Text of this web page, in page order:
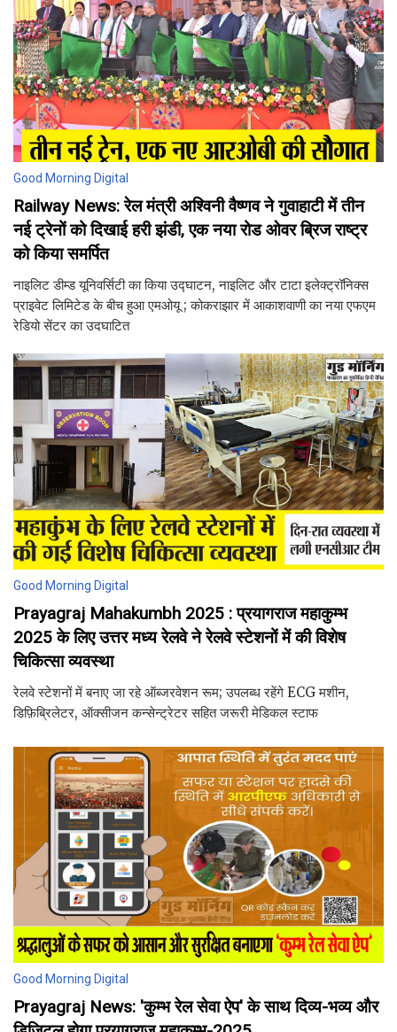
Good Morning Digital
Railway News: रेल मंत्री अश्विनी वैष्णव ने गुवाहाटी में तीन
नई ट्रेनों को दिखाई हरी झंडी, एक नया रोड ओवर ब्रिज राष्ट्र
को किया समर्पित
नाइलिट डीम्ड यूनिवर्सिटी का किया उद्घाटन, नाइलिट और टाटा इलेक्ट्रॉनिक्स
प्राइवेट लिमिटेड के बीच हुआ एमओयू ; कोकराझार में आकाशवाणी का नया एफएम
रेडियो सेंटर का उदघाटित
Good Morning Digital
Prayagraj Mahakumbh 2025 : प्रयागराज महाकुम्भ
2025 के लिए उत्तर मध्य रेलवे ने रेलवे स्टेशनों में की विशेष
चिकित्सा व्यवस्था
रेलवे स्टेशनों में बनाए जा रहे ऑब्जरवेशन रूम; उपलब्ध रहेंगे ECG मशीन,
डिफ़िब्रिलेटर, ऑक्सीजन कन्सेन्ट्रेटर सहित जरूरी मेडिकल स्टाफ
Good Morning Digital
Prayagraj News: 'कुम्भ रेल सेवा ऐप' के साथ दिव्य-भव्य और